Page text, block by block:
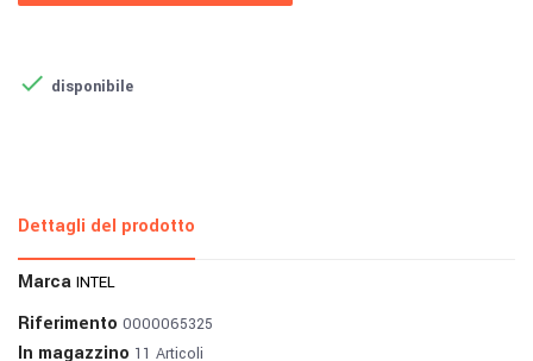
 disponibile
Dettagli del prodotto
Marca INTEL
Riferimento 0000065325
In magazzino 11 Articoli